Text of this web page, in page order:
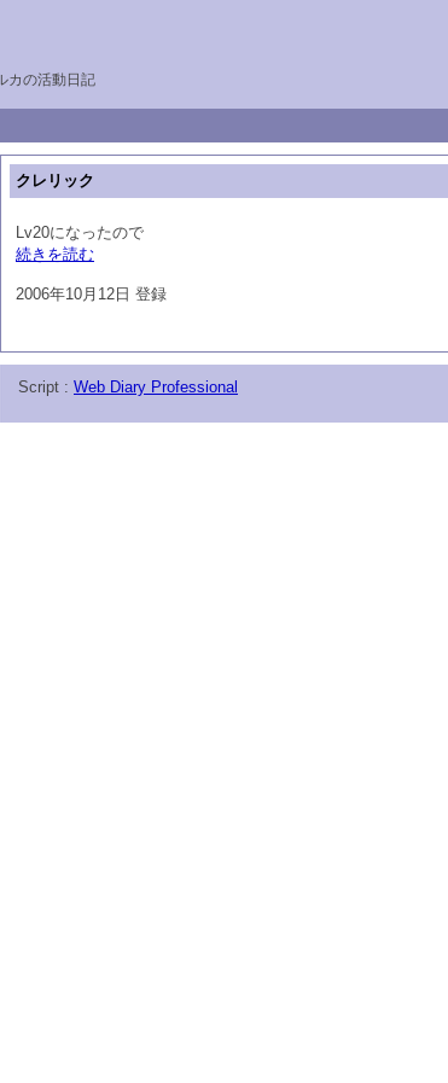
カの活動日記
クレリック
Lv20になったので
続きを読む
2006年10月12日 登録
Script : Web Diary Professional